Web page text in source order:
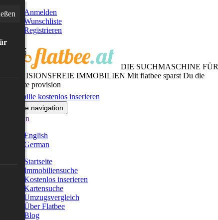
Anmelden
Wunschliste
Registrieren
DIE SUCHMASCHINE FÜR
PROVISIONSFREIE IMMOBILIEN Mit flatbee sparst Du die
gesamte provision
Immobilie kostenlos inserieren
Toggle navigation
German
English
German
Startseite
Immobiliensuche
Kostenlos inserieren
Kartensuche
Umzugsvergleich
Über Flatbee
Blog